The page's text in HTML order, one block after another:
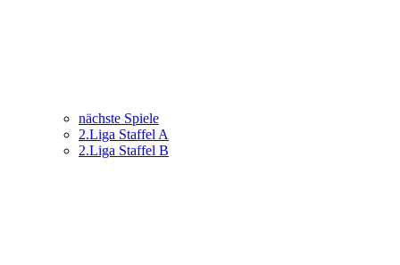
nächste Spiele
2.Liga Staffel A
2.Liga Staffel B